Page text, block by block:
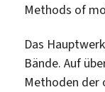
Methods of
Das
Bände. Auf
Methoden der